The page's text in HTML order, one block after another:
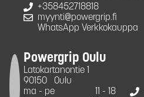
+358452718818
myynti@powergrip.fi
WhatsApp Verkkokauppa
Powergrip Oulu
Latokartanontie 1
90150
Oulu
ma - pe
11 - 18